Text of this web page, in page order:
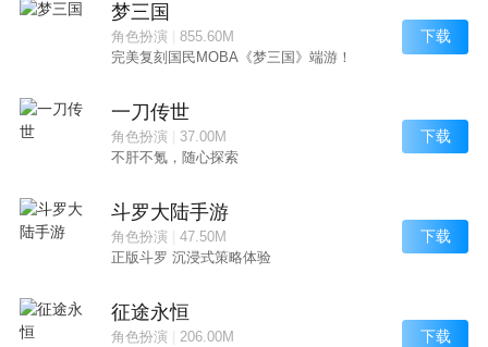
梦三国
角色扮演| 855.60M
完美复刻国民MOBA《梦三国》端游！
下载
一刀传世
角色扮演| 37.00M
不肝不氪，随心探索
下载
斗罗大陆手游
角色扮演| 47.50M
正版斗罗 沉浸式策略体验
下载
征途永恒
角色扮演| 206.00M
下载